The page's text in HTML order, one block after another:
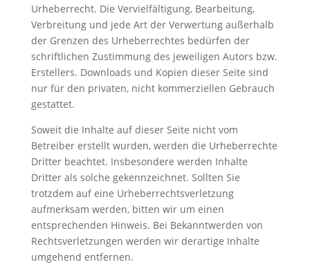
Urheberrecht. Die Vervielfältigung, Bearbeitung,
Verbreitung und jede Art der Verwertung außerhalb
der Grenzen des Urheberrechtes bedürfen der
schriftlichen Zustimmung des jeweiligen Autors bzw.
Erstellers. Downloads und Kopien dieser Seite sind
nur für den privaten, nicht kommerziellen Gebrauch
gestattet.
Soweit die Inhalte auf dieser Seite nicht vom
Betreiber erstellt wurden, werden die Urheberrechte
Dritter beachtet. Insbesondere werden Inhalte
Dritter als solche gekennzeichnet. Sollten Sie
trotzdem auf eine Urheberrechtsverletzung
aufmerksam werden, bitten wir um einen
entsprechenden Hinweis. Bei Bekanntwerden von
Rechtsverletzungen werden wir derartige Inhalte
umgehend entfernen.